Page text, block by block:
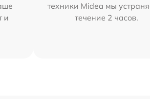
и
техники Midea мы
течение 2 часов.